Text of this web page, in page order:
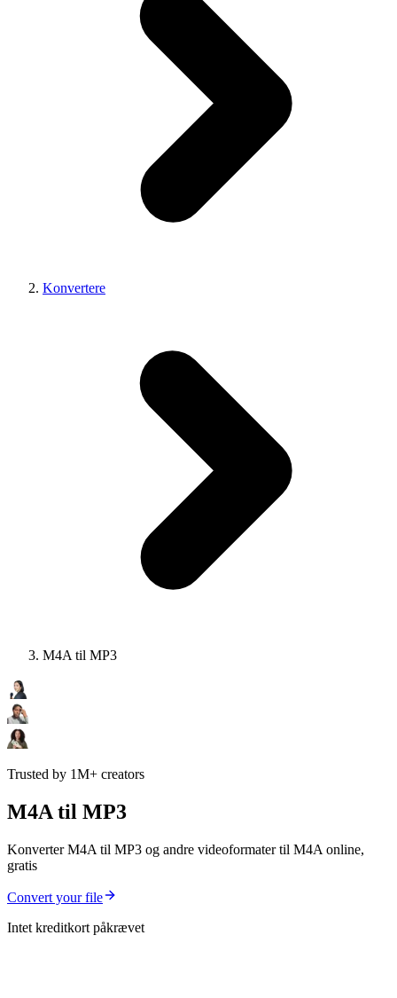
Konvertere
M4A til MP3
Trusted by 1M+ creators
M4A til MP3
Konverter M4A til MP3 og andre videoformater til M4A online,
gratis
Convert your file
Intet kreditkort påkrævet